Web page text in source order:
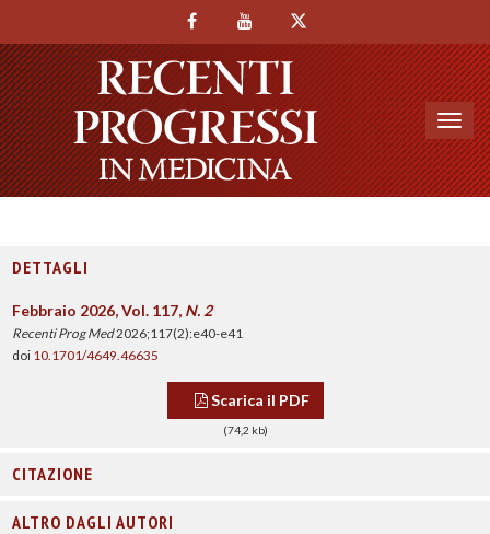
DETTAGLI
Febbraio 2026, Vol. 117, N. 2
Recenti Prog Med2026;117(2):e40-e41
doi 10.1701/4649.46635
Scarica il PDF
(74,2 kb)
CITAZIONE
ALTRO DAGLI AUTORI